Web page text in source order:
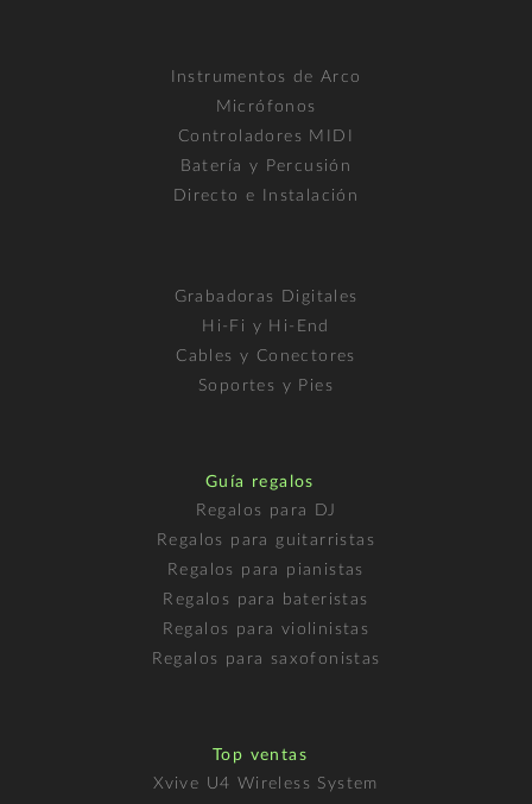
Instrumentos de Arco
Micrófonos
Controladores MIDI
Batería y Percusión
Directo e Instalación
Grabadoras Digitales
Hi-Fi y Hi-End
Cables y Conectores
Soportes y Pies
Guía regalos
Regalos para DJ
Regalos para guitarristas
Regalos para pianistas
Regalos para bateristas
Regalos para violinistas
Regalos para saxofonistas
Top ventas
Xvive U4 Wireless System